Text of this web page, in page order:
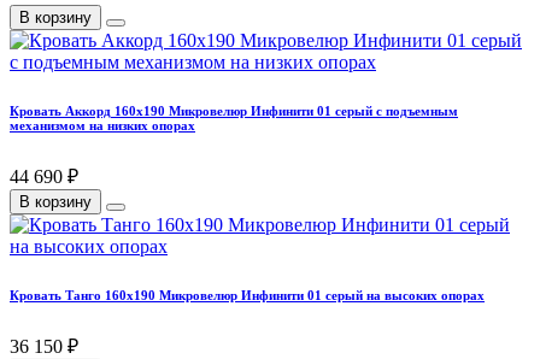
В корзину
Кровать Аккорд 160х190 Микровелюр Инфинити 01 серый с подъемным
механизмом на низких опорах
44 690 ₽
В корзину
Кровать Танго 160х190 Микровелюр Инфинити 01 серый на высоких опорах
36 150 ₽